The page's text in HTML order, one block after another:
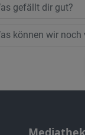
Mediathek